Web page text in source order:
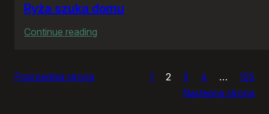
Ryża szuka domu
Continue reading
Poprzednia strona 1 2 3 4 …
125
Następna strona